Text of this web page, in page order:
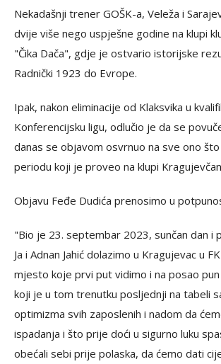
Nekadašnji trener GOŠK-a, Veleža i
dvije više nego uspješne godine na klupi
"Čika Dača", gdje je ostvario istorijske
Radnički 1923 do Evrope.
Ipak, nakon eliminacije od Klaksvika u
Konferencijsku ligu, odlučio je da se
danas se objavom osvrnuo na sve ono
periodu koji je proveo na klupi
Objavu Feđe Dudića prenosimo u
"Bio je 23. septembar 2023, sunčan dan i
Ja i Adnan Jahić dolazimo u Kragujevac u
mjesto koje prvi put vidimo i na posao pun
koji je u tom trenutku posljednji na tabeli
optimizma svih zaposlenih i nadom da
ispadanja i što prije doći u sigurno luku
obećali sebi prije polaska, da ćemo dati